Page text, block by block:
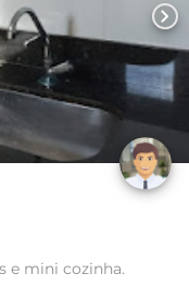
chevron_right
e mini cozinha.